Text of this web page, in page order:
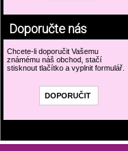
Doporučte nás
Chcete-li doporučit Vašemu
známému náš obchod, stačí
stisknout tlačítko a vyplnit formulář.